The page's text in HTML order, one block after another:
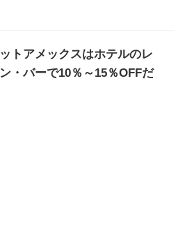
トアメックスはホテルのレ
・バーで10％～15％OFFだ